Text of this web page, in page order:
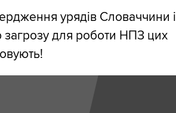
урядів Словаччини і
для роботи НПЗ цих